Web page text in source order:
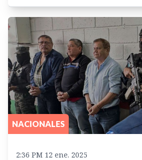
NACIONALES
2:36 PM 12 ene. 2025